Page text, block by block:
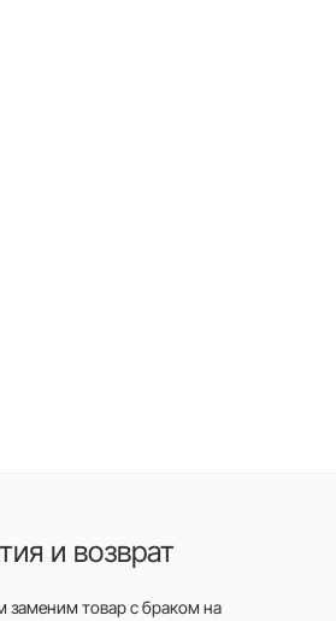
и возврат
заменим товар с браком на